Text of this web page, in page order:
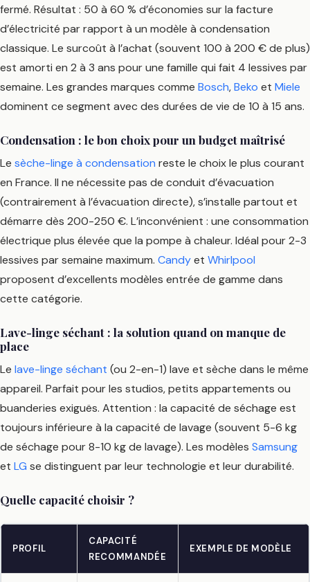
fermé. Résultat : 50 à 60 % d’économies sur la facture
d’électricité par rapport à un modèle à condensation
classique. Le surcoût à l’achat (souvent 100 à 200 € de plus)
est amorti en 2 à 3 ans pour une famille qui fait 4 lessives par
semaine. Les grandes marques comme Bosch,Beko et Miele
dominent ce segment avec des durées de vie de 10 à 15 ans.
Condensation : le bon choix pour un budget maîtrisé
Le sèche-linge à condensation reste le choix le plus courant
en France. Il ne nécessite pas de conduit d’évacuation
(contrairement à l’évacuation directe), s’installe partout et
démarre dès 200-250 €. L’inconvénient : une consommation
électrique plus élevée que la pompe à chaleur. Idéal pour 2-3
lessives par semaine maximum. Candyet Whirlpool
proposent d’excellents modèles entrée de gamme dans
cette catégorie.
Lave-linge séchant : la solution quand on manque de
place
Le lave-linge séchant (ou 2-en-1) lave et sèche dans le même
appareil. Parfait pour les studios, petits appartements ou
buanderies exiguës. Attention : la capacité de séchage est
toujours inférieure à la capacité de lavage (souvent 5-6 kg
de séchage pour 8-10 kg de lavage). Les modèles Samsung
et LG se distinguent par leur technologie et leur durabilité.
Quelle capacité choisir ?
PROFIL
CAPACITÉ
RECOMMANDÉE
EXEMPLE DE MODÈLE